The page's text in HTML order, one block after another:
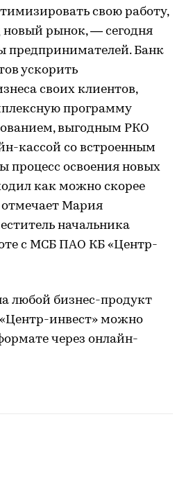
свою работу,
новый рынок, — сегодня
предпринимателей. Банк
ускорить
своих клиентов,
программу
выгодным РКО
кассой со встроенным
процесс освоения новых
как можно скорее
Мария
начальника
с МСБ ПАО КБ «Центр-
любой бизнес-продукт
«Центр-инвест» можно
через онлайн-